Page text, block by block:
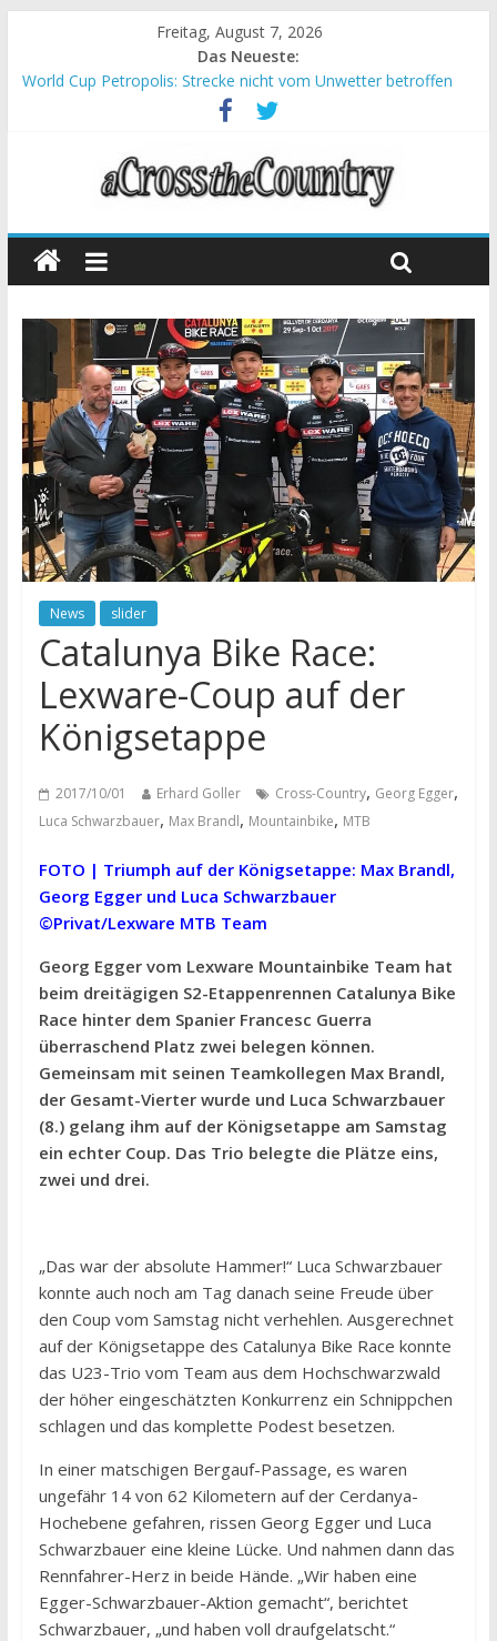
Freitag, August 7, 2026
Das Neueste:
World Cup Petropolis: Strecke nicht vom Unwetter betroffen
Krumbach und Obergessertshausen: Mountainbike-Bundesliga
Supercup Massi Banyoles: Siege für Carod und Richards
Halbzeit beim Andalucia Bike Race: Weltmeister Seewald führt
Chelva: Schweizer Doppelsieg beim ersten XCO-Rennen der
News slider
Catalunya Bike Race:
Lexware-Coup auf der
Königsetappe
2017/10/01 Erhard Goller Cross-Country, Georg Egger,
Luca Schwarzbauer, Max Brandl, Mountainbike, MTB
FOTO | Triumph auf der Königsetappe: Max Brandl,
Georg Egger und Luca Schwarzbauer
©Privat/Lexware MTB Team
Georg Egger vom Lexware Mountainbike Team hat
beim dreitägigen S2-Etappenrennen Catalunya Bike
Race hinter dem Spanier Francesc Guerra
überraschend Platz zwei belegen können.
Gemeinsam mit seinen Teamkollegen Max Brandl,
der Gesamt-Vierter wurde und Luca Schwarzbauer
(8.) gelang ihm auf der Königsetappe am Samstag
ein echter Coup. Das Trio belegte die Plätze eins,
zwei und drei.
„Das war der absolute Hammer!“ Luca Schwarzbauer
konnte auch noch am Tag danach seine Freude über
den Coup vom Samstag nicht verhehlen. Ausgerechnet
auf der Königsetappe des Catalunya Bike Race konnte
das U23-Trio vom Team aus dem Hochschwarzwald
der höher eingeschätzten Konkurrenz ein Schnippchen
schlagen und das komplette Podest besetzen.
In einer matschigen Bergauf-Passage, es waren
ungefähr 14 von 62 Kilometern auf der Cerdanya-
Hochebene gefahren, rissen Georg Egger und Luca
Schwarzbauer eine kleine Lücke. Und nahmen dann das
Rennfahrer-Herz in beide Hände. „Wir haben eine
Egger-Schwarzbauer-Aktion gemacht“, berichtet
Schwarzbauer, „und haben voll draufgelatscht.“